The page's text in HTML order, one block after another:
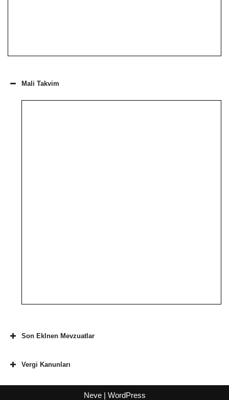
Mali Takvim
Son Eklnen Mevzuatlar
Vergi Kanunları
Neve| WordPress